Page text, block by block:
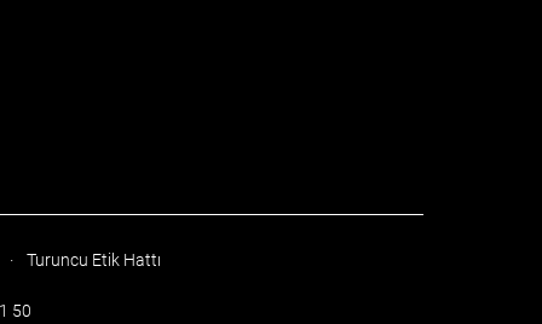
· Turuncu Etik Hattı
50